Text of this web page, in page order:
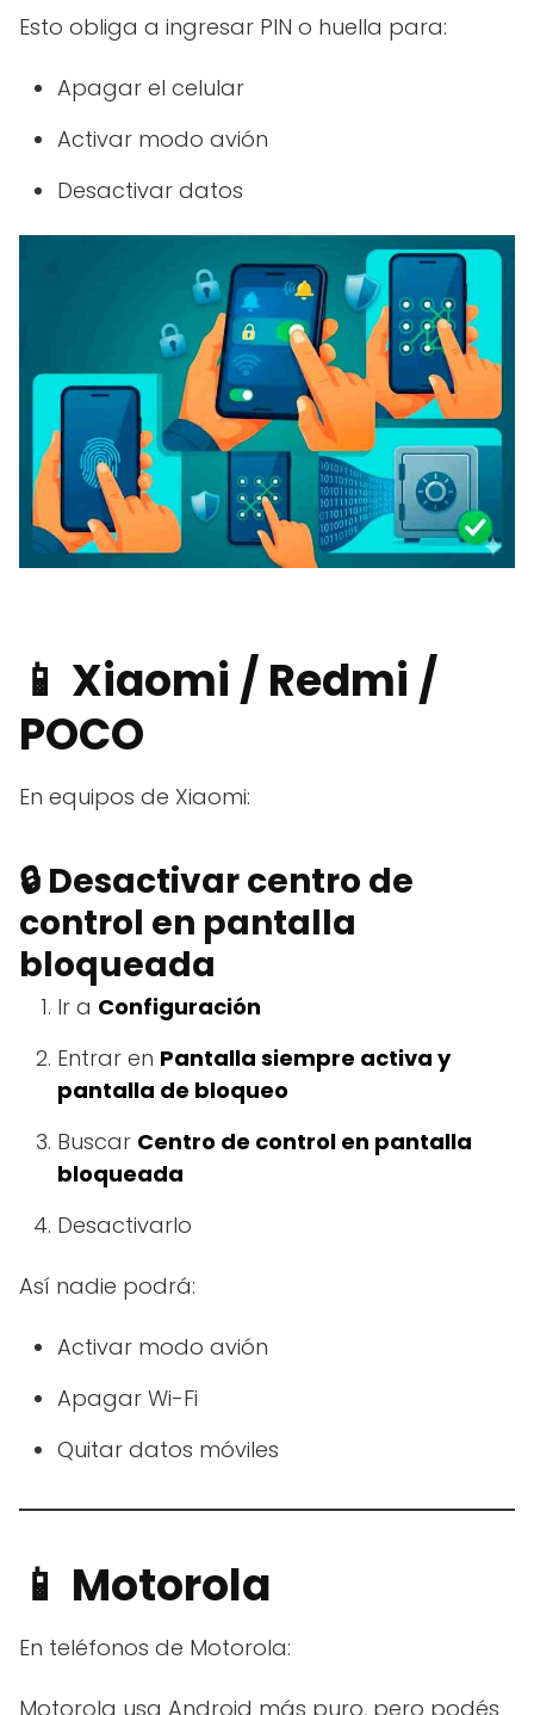
Esto obliga a ingresar PIN o huella para:
Apagar el celular
Activar modo avión
Desactivar datos
📱 Xiaomi / Redmi /
POCO
En equipos de Xiaomi:
🔒 Desactivar centro de
control en pantalla
bloqueada
Ir a Configuración
Entrar en Pantalla siempre activa y
pantalla de bloqueo
Buscar Centro de control en pantalla
bloqueada
Desactivarlo
Así nadie podrá:
Activar modo avión
Apagar Wi-Fi
Quitar datos móviles
📱 Motorola
En teléfonos de Motorola:
Motorola usa Android más puro, pero podés